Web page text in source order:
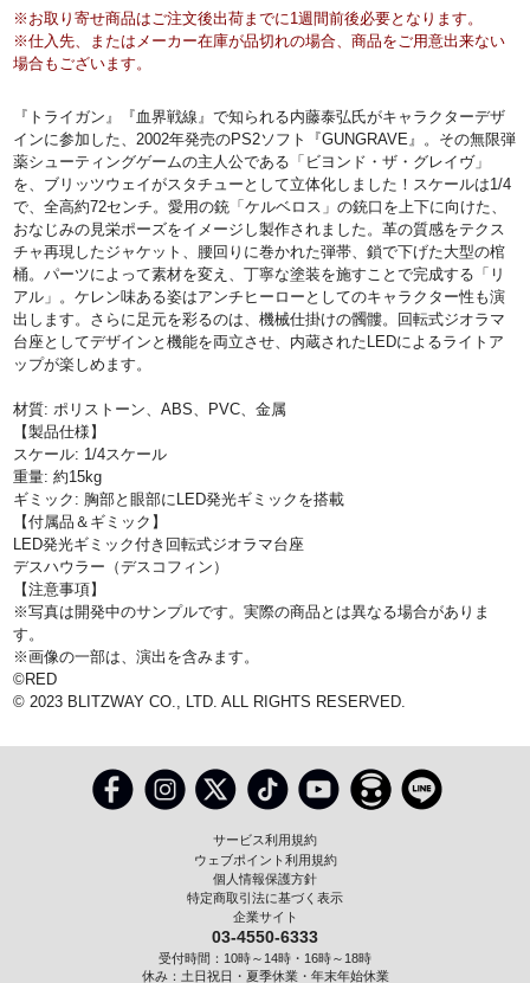
※お取り寄せ商品はご注文後出荷までに1週間前後必要となります。
※仕入先、またはメーカー在庫が品切れの場合、商品をご用意出来ない
場合もございます。
『トライガン』『血界戦線』で知られる内藤泰弘氏がキャラクターデザ
インに参加した、2002年発売のPS2ソフト『GUNGRAVE』。その無限弾
薬シューティングゲームの主人公である「ビヨンド・ザ・グレイヴ」
を、ブリッツウェイがスタチューとして立体化しました！スケールは1/4
で、全高約72センチ。愛用の銃「ケルベロス」の銃口を上下に向けた、
おなじみの見栄ポーズをイメージし製作されました。革の質感をテクス
チャ再現したジャケット、腰回りに巻かれた弾帯、鎖で下げた大型の棺
桶。パーツによって素材を変え、丁寧な塗装を施すことで完成する「リ
アル」。ケレン味ある姿はアンチヒーローとしてのキャラクター性も演
出します。さらに足元を彩るのは、機械仕掛けの髑髏。回転式ジオラマ
台座としてデザインと機能を両立させ、内蔵されたLEDによるライトア
ップが楽しめます。
材質: ポリストーン、ABS、PVC、金属
【製品仕様】
スケール: 1/4スケール
重量: 約15kg
ギミック: 胸部と眼部にLED発光ギミックを搭載
【付属品＆ギミック】
LED発光ギミック付き回転式ジオラマ台座
デスハウラー（デスコフィン）
【注意事項】
※写真は開発中のサンプルです。実際の商品とは異なる場合がありま
す。
※画像の一部は、演出を含みます。
©RED
© 2023 BLITZWAY CO., LTD. ALL RIGHTS RESERVED.
サービス利用規約
ウェブポイント利用規約
個人情報保護方針
特定商取引法に基づく表示
企業サイト
03-4550-6333
受付時間：10時～14時・16時～18時
休み：土日祝日・夏季休業・年末年始休業